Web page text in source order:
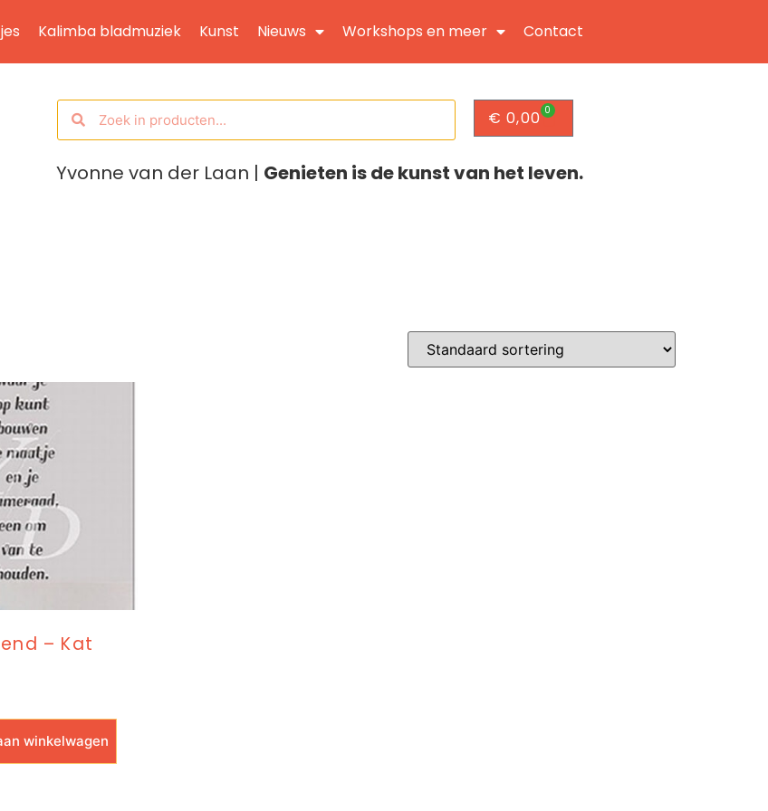
Kalimba bladmuziek Kunst Nieuws Workshops en meer Contact
€ 0,00 0
Yvonne van der Laan | Genieten is de kunst van het leven.
– Kat
winkelwagen